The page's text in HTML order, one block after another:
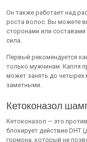
Он также работает над
роста волос. Вы можете
сторонами или
сила.
Первый рекомендуется
только мужчинам. Капля
может занять до четырех
заметными.
Кетоконазол
Кетоконазол — это
блокирует действие DHT
гормона, который не